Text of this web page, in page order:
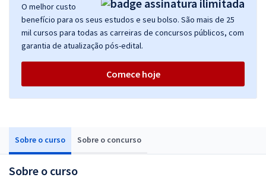
Sobre o curso Sobre o concurso
Sobre o curso
O melhor custo
benefício para os seus estudos e seu bolso. São mais de 25
mil cursos para todas as carreiras de concursos públicos, com
garantia de atualização pós-edital.
Comece hoje